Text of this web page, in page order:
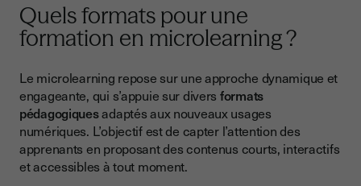
Quels formats pour une
formation en microlearning ?
Le microlearning repose sur une approche dynamique et
engageante, qui s’appuie sur divers formats
pédagogiquesadaptés aux nouveaux usages
numériques. L’objectif est de capter l’attention des
apprenants en proposant des contenus courts, interactifs
et accessibles à tout moment.